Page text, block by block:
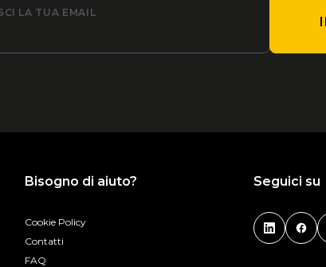
LA TUA EMAIL
Bisogno di aiuto?
Cookie Policy
Contatti
FAQ
Seguici su